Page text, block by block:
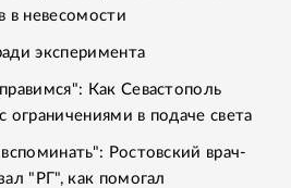
в невесомости
эксперимента
Как Севастополь
ограничениями в подаче света
Ростовский врач-
"РГ", как помогал